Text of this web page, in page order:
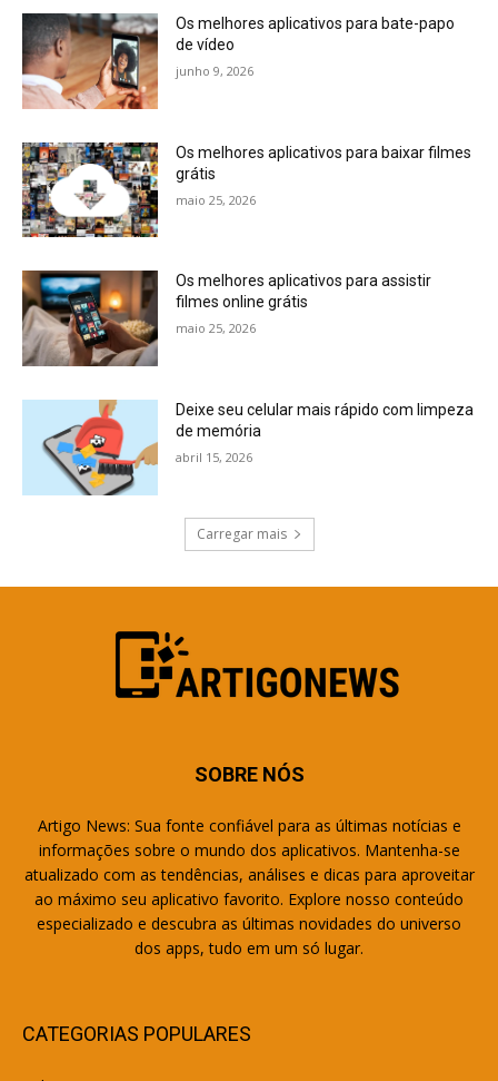
Os melhores aplicativos para bate-papo
de vídeo
junho 9, 2026
Os melhores aplicativos para baixar filmes
grátis
maio 25, 2026
Os melhores aplicativos para assistir
filmes online grátis
maio 25, 2026
Deixe seu celular mais rápido com limpeza
de memória
abril 15, 2026
Carregar mais
SOBRE NÓS
Artigo News: Sua fonte confiável para as últimas notícias e
informações sobre o mundo dos aplicativos. Mantenha-se
atualizado com as tendências, análises e dicas para aproveitar
ao máximo seu aplicativo favorito. Explore nosso conteúdo
especializado e descubra as últimas novidades do universo
dos apps, tudo em um só lugar.
CATEGORIAS POPULARES